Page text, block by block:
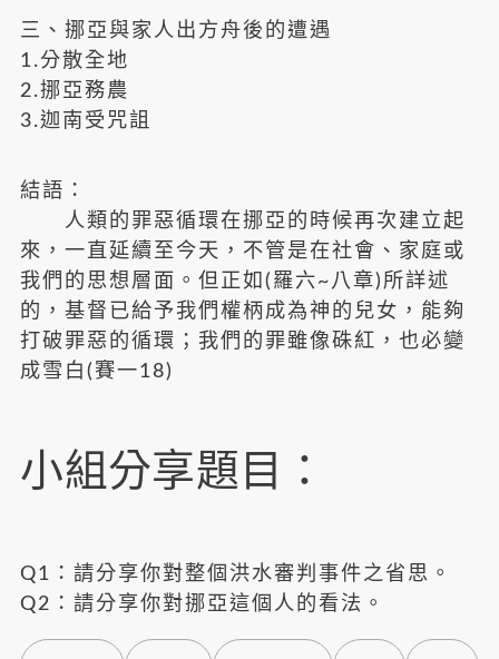
三、挪亞與家人出方舟後的遭遇
1.分散全地
2.挪亞務農
3.迦南受咒詛
結語：
人類的罪惡循環在挪亞的時候再次建立起
來，一直延續至今天，不管是在社會、家庭或
我們的思想層面。但正如(羅六~八章)所詳述
的，基督已給予我們權柄成為神的兒女，能夠
打破罪惡的循環；我們的罪雖像硃紅，也必變
成雪白(賽一18)
小組分享題目：
Q1：請分享你對整個洪水審判事件之省思。
Q2：請分享你對挪亞這個人的看法。